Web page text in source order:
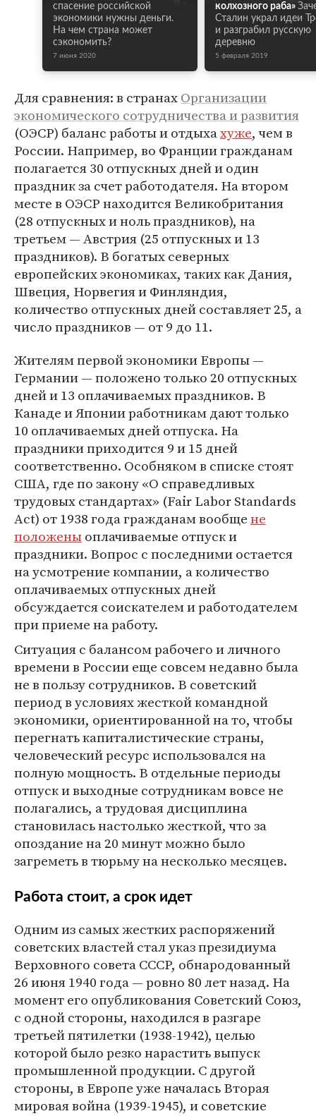
спасение российской
экономики нужны деньги.
На чем страна может
сэкономить?
7 июня 2020
колхозного раба»
Сталин украл идеи
и разграбил русскую
деревню
5 февраля 2019
Для сравнения: в странахОрганизации
экономического сотрудничества и развития
(ОЭСР) баланс работы и отдыхахуже, чем в
России. Например, во Франции гражданам
полагается 30 отпускных дней и один
праздник за счет работодателя. На втором
месте в ОЭСР находится Великобритания
(28 отпускных и ноль праздников), на
третьем — Австрия (25 отпускных и 13
праздников). В богатых северных
европейских экономиках, таких как Дания,
Швеция, Норвегия и Финляндия,
количество отпускных дней составляет 25, а
число праздников — от 9 до 11.
Жителям первой экономики Европы —
Германии — положено только 20 отпускных
дней и 13 оплачиваемых праздников. В
Канаде и Японии работникам дают только
10 оплачиваемых дней отпуска. На
праздники приходится 9 и 15 дней
соответственно. Особняком в списке стоят
США, где по закону «О справедливых
трудовых стандартах» (Fair Labor Standards
Act) от 1938 года гражданам вообщене
положеныоплачиваемые отпуск и
праздники. Вопрос с последними остается
на усмотрение компании, а количество
оплачиваемых отпускных дней
обсуждается соискателем и работодателем
при приеме на работу.
Ситуация с балансом рабочего и личного
времени в России еще совсем недавно была
не в пользу сотрудников. В советский
период в условиях жесткой командной
экономики, ориентированной на то, чтобы
перегнать капиталистические страны,
человеческий ресурс использовался на
полную мощность. В отдельные периоды
отпуск и выходные сотрудникам вовсе не
полагались, а трудовая дисциплина
становилась настолько жесткой, что за
опоздание на 20 минут можно было
загреметь в тюрьму на несколько месяцев.
Работа стоит, а срок идет
Одним из самых жестких распоряжений
советских властей стал указ президиума
Верховного совета СССР, обнародованный
26 июня 1940 года — ровно 80 лет назад. На
момент его опубликования Советский Союз,
с одной стороны, находился в разгаре
третьей пятилетки (1938-1942), целью
которой было резко нарастить выпуск
промышленной продукции. С другой
стороны, в Европе уже началась Вторая
мировая война (1939-1945), и советские